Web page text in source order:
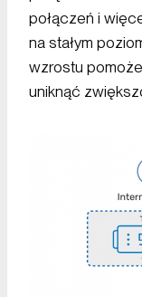
połączeń i
na stałym
wzrostu
uniknąć